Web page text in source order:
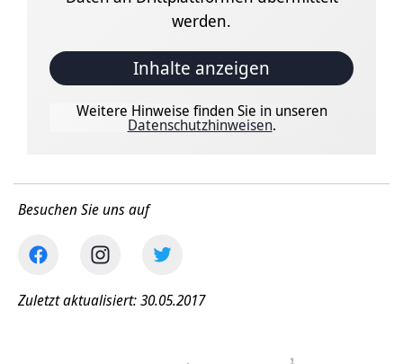
werden.
Inhalte anzeigen
Weitere Hinweise finden Sie in unseren
Datenschutzhinweisen.
Besuchen Sie uns auf
Zuletzt aktualisiert: 30.05.2017